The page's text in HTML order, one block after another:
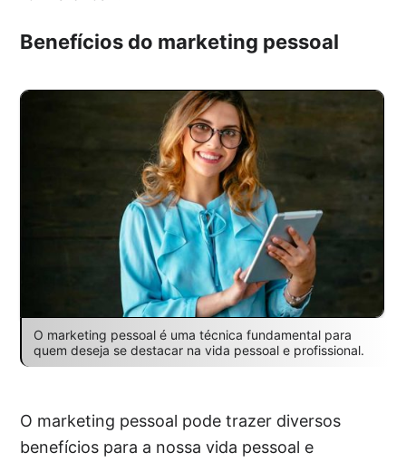
Benefícios do marketing pessoal
O marketing pessoal é uma técnica fundamental para
quem deseja se destacar na vida pessoal e profissional.
O marketing pessoal pode trazer diversos
benefícios para a nossa vida pessoal e